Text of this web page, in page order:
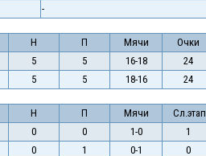
-
Н П Мячи
Очки
5 5 16-18
24
5 5 18-16 24
Н П Мячи
Сл.этап
0 0 1-0
1
0 1 0-1 0